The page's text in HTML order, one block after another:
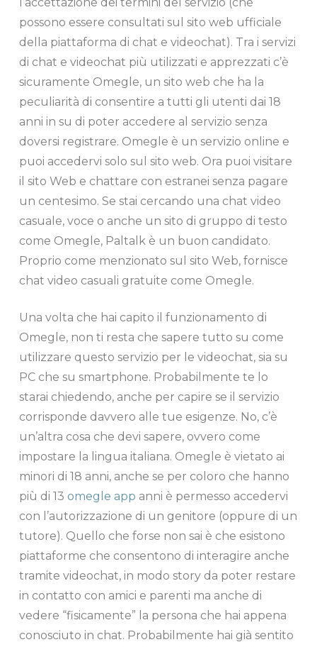
possono essere consultati sul sito web ufficiale
della piattaforma di chat e videochat). Tra i servizi
di chat e videochat più utilizzati e apprezzati c’è
sicuramente Omegle, un sito web che ha la
peculiarità di consentire a tutti gli utenti dai 18
anni in su di poter accedere al servizio senza
doversi registrare. Omegle è un servizio online e
puoi accedervi solo sul sito web. Ora puoi visitare
il sito Web e chattare con estranei senza pagare
un centesimo. Se stai cercando una chat video
casuale, voce o anche un sito di gruppo di testo
come Omegle, Paltalk è un buon candidato.
Proprio come menzionato sul sito Web, fornisce
chat video casuali gratuite come Omegle.
Una volta che hai capito il funzionamento di
Omegle, non ti resta che sapere tutto su come
utilizzare questo servizio per le videochat, sia su
PC che su smartphone. Probabilmente te lo
starai chiedendo, anche per capire se il servizio
corrisponde davvero alle tue esigenze. No, c’è
un’altra cosa che devi sapere, ovvero come
impostare la lingua italiana. Omegle è vietato ai
minori di 18 anni, anche se per coloro che hanno
più di 13 omegle app anni è permesso accedervi
con l’autorizzazione di un genitore (oppure di un
tutore). Quello che forse non sai è che esistono
piattaforme che consentono di interagire anche
tramite videochat, in modo story da poter restare
in contatto con amici e parenti ma anche di
vedere “fisicamente” la persona che hai appena
conosciuto in chat. Probabilmente hai già sentito